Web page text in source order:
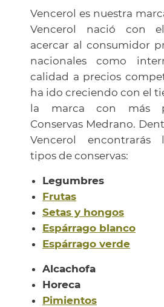
Vencerol es nuestra
Vencerol nació con
acercar al consumidor
nacionales como
calidad a precios
ha ido creciendo con el
la marca con más
Conservas Medrano.
Vencerol encontrarás
tipos de conservas:
Legumbres
Frutas
Setas y hongos
Espárrago blanco
Espárrago verde
Alcachofa
Horeca
Pimientos